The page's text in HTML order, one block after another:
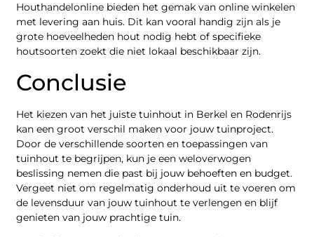
Houthandelonline bieden het gemak van online winkelen
met levering aan huis. Dit kan vooral handig zijn als je
grote hoeveelheden hout nodig hebt of specifieke
houtsoorten zoekt die niet lokaal beschikbaar zijn.
Conclusie
Het kiezen van het juiste tuinhout in Berkel en Rodenrijs
kan een groot verschil maken voor jouw tuinproject.
Door de verschillende soorten en toepassingen van
tuinhout te begrijpen, kun je een weloverwogen
beslissing nemen die past bij jouw behoeften en budget.
Vergeet niet om regelmatig onderhoud uit te voeren om
de levensduur van jouw tuinhout te verlengen en blijf
genieten van jouw prachtige tuin.